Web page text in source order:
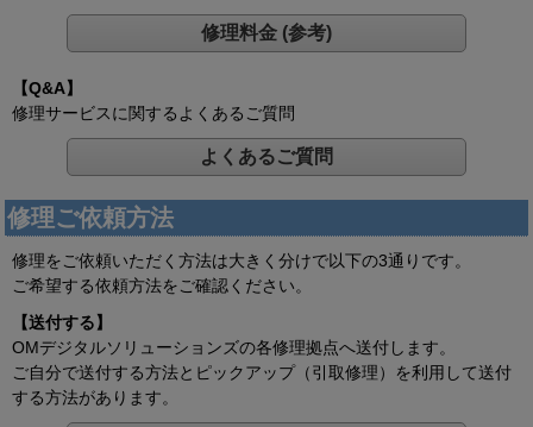
修理料金 (参考)
【Q&A】
修理サービスに関するよくあるご質問
よくあるご質問
修理ご依頼方法
修理をご依頼いただく方法は大きく分けで以下の3通りです。
ご希望する依頼方法をご確認ください。
【送付する】
OMデジタルソリューションズの各修理拠点へ送付します。
ご自分で送付する方法とピックアップ（引取修理）を利用して送付
する方法があります。